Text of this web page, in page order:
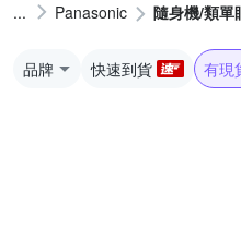
Panasonic 隨身機/類單
品牌 快速到貨 有現